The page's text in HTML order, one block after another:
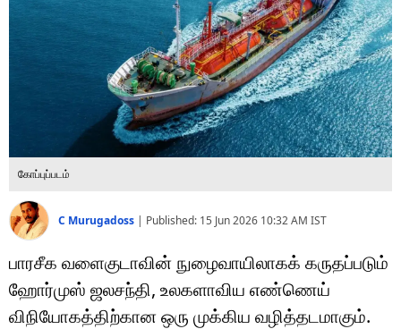
வலை கதைகள்
போட்டோ கேலரி
கோப்புப்படம்
C Murugadoss | Published: 15 Jun 2026 10:32 AM IST
பாரசீக வளைகுடாவின் நுழைவாயிலாகக் கருதப்படும்
ஹோர்முஸ் ஜலசந்தி, உலகளாவிய எண்ணெய்
விநியோகத்திற்கான ஒரு முக்கிய வழித்தடமாகும்.